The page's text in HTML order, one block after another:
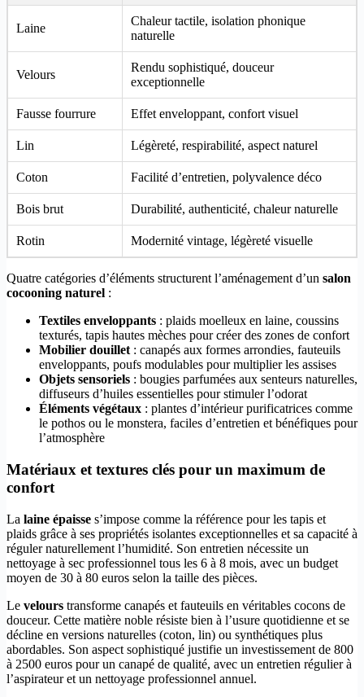
Laine
Chaleur tactile, isolation phonique
naturelle
Velours
Rendu sophistiqué, douceur
exceptionnelle
Fausse fourrure Effet enveloppant, confort visuel
Lin Légèreté, respirabilité, aspect naturel
Coton Facilité d’entretien, polyvalence déco
Bois brut Durabilité, authenticité, chaleur naturelle
Rotin Modernité vintage, légèreté visuelle
Quatre catégories d’éléments structurent l’aménagement d’un salon
cocooning naturel :
Textiles enveloppants : plaids moelleux en laine, coussins
texturés, tapis hautes mèches pour créer des zones de confort
Mobilier douillet : canapés aux formes arrondies, fauteuils
enveloppants, poufs modulables pour multiplier les assises
Objets sensoriels : bougies parfumées aux senteurs naturelles,
diffuseurs d’huiles essentielles pour stimuler l’odorat
Éléments végétaux : plantes d’intérieur purificatrices comme
le pothos ou le monstera, faciles d’entretien et bénéfiques pour
l’atmosphère
Matériaux et textures clés pour un maximum de
confort
La laine épaisse s’impose comme la référence pour les tapis et
plaids grâce à ses propriétés isolantes exceptionnelles et sa capacité à
réguler naturellement l’humidité. Son entretien nécessite un
nettoyage à sec professionnel tous les 6 à 8 mois, avec un budget
moyen de 30 à 80 euros selon la taille des pièces.
Le velours transforme canapés et fauteuils en véritables cocons de
douceur. Cette matière noble résiste bien à l’usure quotidienne et se
décline en versions naturelles (coton, lin) ou synthétiques plus
abordables. Son aspect sophistiqué justifie un investissement de 800
à 2500 euros pour un canapé de qualité, avec un entretien régulier à
l’aspirateur et un nettoyage professionnel annuel.